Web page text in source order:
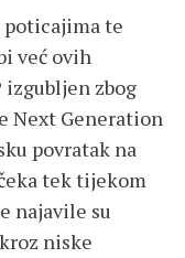
te
već ovih
izgubljen zbog
Next Generation
povratak na
tek tijekom
najavile su
niske